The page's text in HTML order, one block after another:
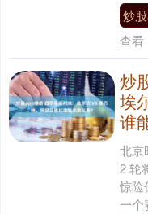
炒
查看
炒
埃
谁
北京
2 轮
惊险
一个